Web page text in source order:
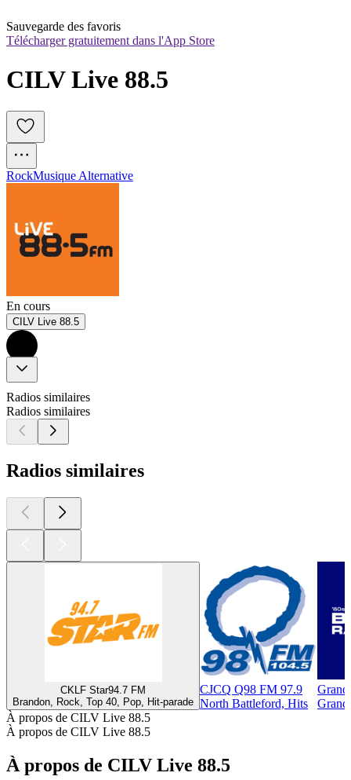
Sauvegarde des favoris
Télécharger gratuitement dans l'App Store
RockMusique Alternative
En cours
CILV Live 88.5
Radios similaires
Radios similaires
Radios similaires
CKLF Star94.7 FM
Brandon, Rock, Top 40, Pop, Hit-parade
CJCQ Q98 FM 97.9
North Battleford, Hits
À propos de CILV Live 88.5
À propos de CILV Live 88.5
À propos de CILV Live 88.5